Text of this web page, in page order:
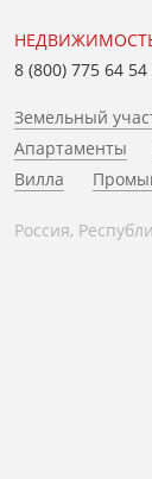
8 (800) 775 64 54
Земельный
Апартаменты
Вилла
Россия,